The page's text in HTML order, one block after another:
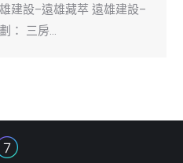
建設–遠雄藏萃 遠雄建設–
： 三房…